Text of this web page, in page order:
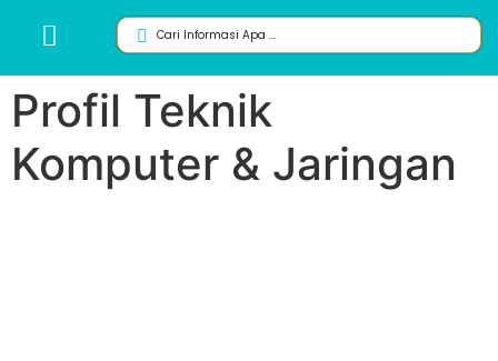
Profil Teknik
Komputer & Jaringan